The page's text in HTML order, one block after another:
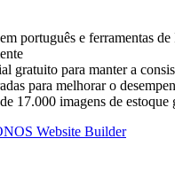
português e ferramentas
gratuito para manter a
para melhorar o
17.000 imagens de estoque
Website Builder